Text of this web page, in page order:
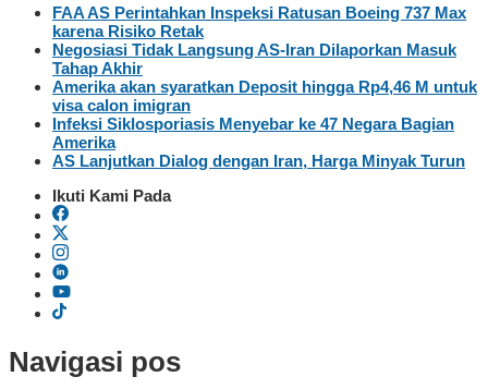
FAA AS Perintahkan Inspeksi Ratusan Boeing 737 Max
karena Risiko Retak
Negosiasi Tidak Langsung AS-Iran Dilaporkan Masuk
Tahap Akhir
Amerika akan syaratkan Deposit hingga Rp4,46 M untuk
visa calon imigran
Infeksi Siklosporiasis Menyebar ke 47 Negara Bagian
Amerika
AS Lanjutkan Dialog dengan Iran, Harga Minyak Turun
Ikuti Kami Pada
Navigasi pos